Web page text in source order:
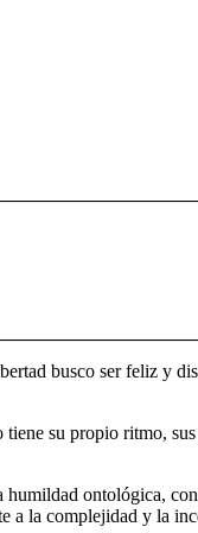
busco ser feliz y
su propio ritmo,
ontológica,
a la complejidad y la